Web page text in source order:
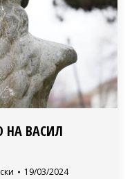
НА ВАСИЛ
19/03/2024